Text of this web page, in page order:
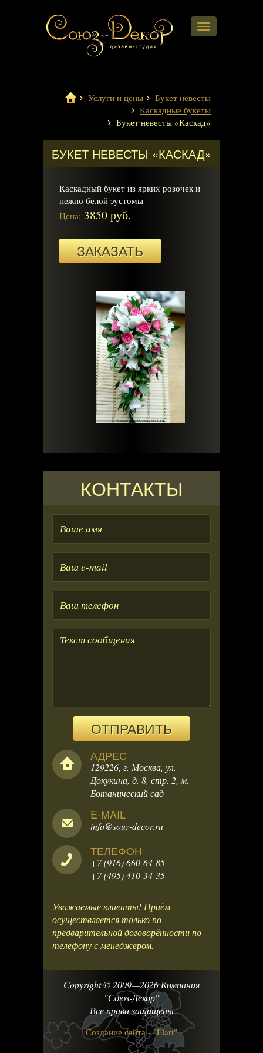
Навигация
Услуги и цены
Букет невесты
Каскадные букеты
Букет невесты «Каскад»
БУКЕТ НЕВЕСТЫ «КАСКАД»
Каскадный букет из ярких розочек и
нежно белой эустомы
Цена: 3850 руб.
ЗАКАЗАТЬ
КОНТАКТЫ
Ваше
имя
Ваше
mail
Ваше
телефон
ОТПРАВИТЬ
АДРЕС
129226, г. Москва, ул.
Докукина, д. 8, стр. 2, м.
Ботанический сад
E-MAIL
info@souz-decor.ru
ТЕЛЕФОН
+7 (916) 660-64-85
+7 (495) 410-34-35
Уважаемые клиенты! Приём
осуществляется только по
предварительной договорённости по
телефону с менеджером.
Copyright © 2009—2026 Компания
"Союз-Декор"
Все права защищены
Создание сайта - "Elart"